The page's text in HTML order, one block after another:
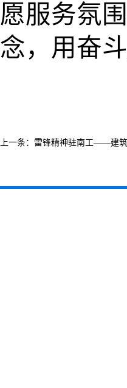
愿服务氛
念，用奋
上一条： 雷锋精神驻南工——建筑